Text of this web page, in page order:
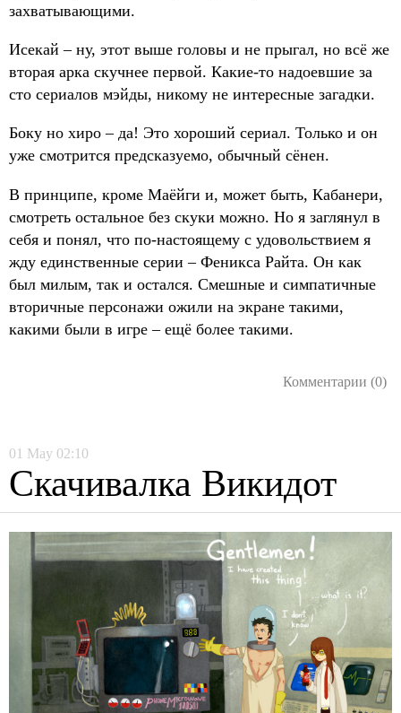
захватывающими.
Исекай – ну, этот выше головы и не прыгал, но всё же
вторая арка скучнее первой. Какие-то надоевшие за
сто сериалов мэйды, никому не интересные загадки.
Боку но хиро – да! Это хороший сериал. Только и он
уже смотрится предсказуемо, обычный сёнен.
В принципе, кроме Маёйги и, может быть, Кабанери,
смотреть остальное без скуки можно. Но я заглянул в
себя и понял, что по-настоящему с удовольствием я
жду единственные серии – Феникса Райта. Он как
был милым, так и остался. Смешные и симпатичные
вторичные персонажи ожили на экране такими,
какими были в игре – ещё более такими.
Комментарии (0)
01 May 02:10
Скачивалка Викидот